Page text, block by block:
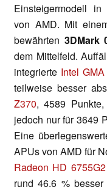
Einsteigermodell in
von AMD. Mit
bewährten 3DMark
dem Mittelfeld.
integrierte Intel
teilweise besser
Z370, 4589
jedoch nur für 3649
Eine
APUs von AMD für
Radeon HD
rund 46,6 %